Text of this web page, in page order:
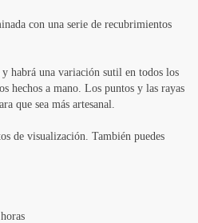
con una serie de recubrimientos
habrá una variación sutil en todos los
hechos a mano. Los puntos y las rayas
que sea más artesanal.
de visualización. También puedes